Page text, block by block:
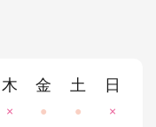
木 金 土 日
× ● ●
×